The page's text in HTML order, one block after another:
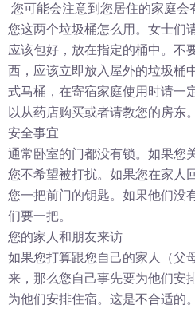
您可能会注意到您居住的家庭
您这两个垃圾桶怎么用。女士们
应该包好，放在指定的桶中。不
西，应该立即放入屋外的垃圾桶
式马桶，在寄宿家庭使用时请一
以从药店购买或者请教您的房东。
安全事宜
通常卧室的门都没有锁。如果您
您不希望被打扰。如果您在家人
您一把前门的钥匙。如果他们没
们要一把。
您的家人和朋友来访
如果您打算跟您自己的家人（父
来，那么您自己事先要为他们安
为他们安排住宿。这是不合适的